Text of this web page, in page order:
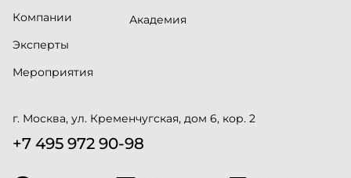
Компании
Эксперты
Мероприятия
Академия
г. Москва, ул. Кременчугская, дом 6, кор. 2
+7 495 972 90-98